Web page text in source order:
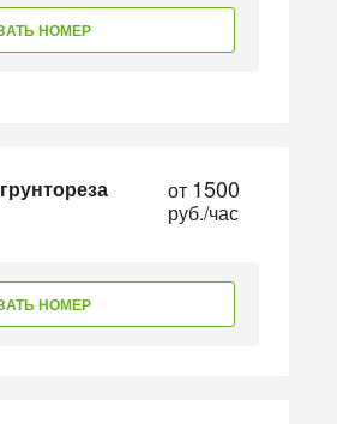
НОМЕР
от 1500
руб./час
НОМЕР